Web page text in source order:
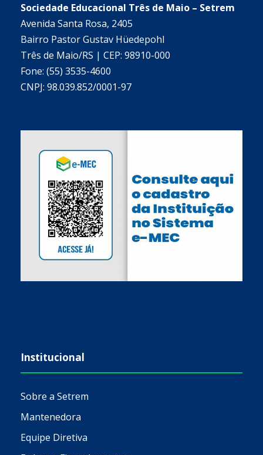
Sociedade Educacional Três de Maio – Setrem
Avenida Santa Rosa, 2405
Bairro Pastor Gustav Hüedepohl
Três de Maio/RS | CEP: 98910-000
Fone: (55) 3535-4600
CNPJ: 98.039.852/0001-97
Institucional
Sobre a Setrem
Mantenedora
Equipe Diretiva